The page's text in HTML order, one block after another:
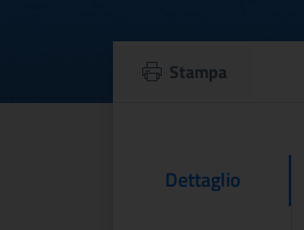
Stampa
Contenuto Del
Dettaglio